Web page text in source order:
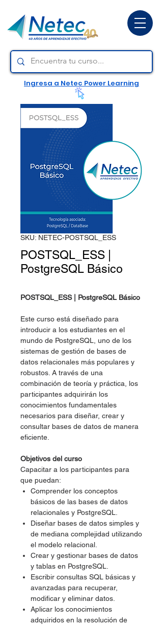
Ingresa a Netec Power Learning
SKU: NETEC-POSTSQL_ESS
POSTSQL_ESS |
PostgreSQL Básico
POSTSQL_ESS | PostgreSQL Básico
Este curso está diseñado para
introducir a los estudiantes en el
mundo de PostgreSQL, uno de los
sistemas de gestión de bases de
datos relacionales más populares y
robustos. A través de una
combinación de teoría y práctica, los
participantes adquirirán los
conocimientos fundamentales
necesarios para diseñar, crear y
consultar bases de datos de manera
eficiente.
Objetivos del curso
Capacitar a los participantes para
que puedan:
Comprender los conceptos
básicos de las bases de datos
relacionales y PostgreSQL.
Diseñar bases de datos simples y
de mediana complejidad utilizando
el modelo relacional.
Crear y gestionar bases de datos
y tablas en PostgreSQL.
Escribir consultas SQL básicas y
avanzadas para recuperar,
modificar y eliminar datos.
Aplicar los conocimientos
adquiridos en la resolución de